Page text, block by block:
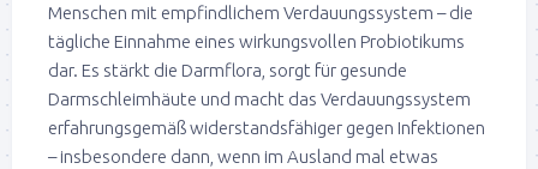
Menschen mit empfindlichem Verdauungssystem – die
tägliche Einnahme eines wirkungsvollen Probiotikums
dar. Es stärkt die Darmflora, sorgt für gesunde
Darmschleimhäute und macht das Verdauungssystem
erfahrungsgemäß widerstandsfähiger gegen Infektionen
– insbesondere dann, wenn im Ausland mal etwas